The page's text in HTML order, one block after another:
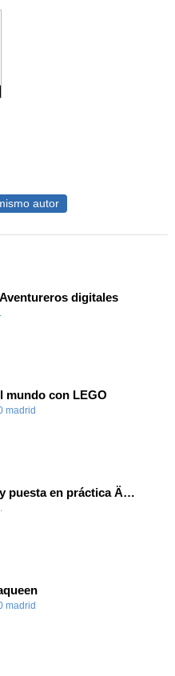
autor
digitales
mundo con LEGO
madrid
Dossier teoría y puesta en práctica Äprendizaje Basado en Juegos en Educación Infantil y Primaria
madrid